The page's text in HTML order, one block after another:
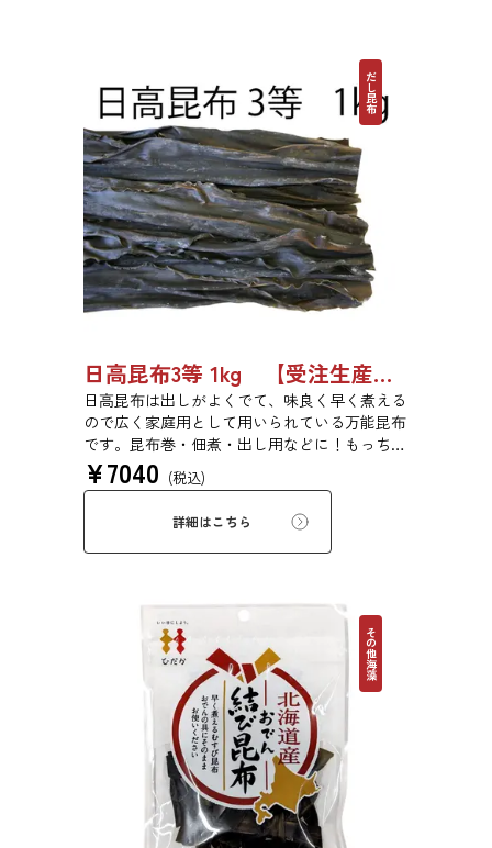
だし昆布
日高昆布3等 1kg 【受注生産品】03070054
日高昆布は出しがよくでて、味良く早く煮える
ので広く家庭用として用いられている万能昆布
です。昆布巻・佃煮・出し用などに！もっちり
とした旨みのある食感です。
¥7040 (税込)
詳細はこちら
その他海藻